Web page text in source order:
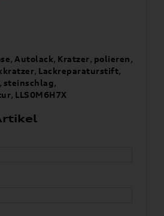
, Autolack, Kratzer, polieren,
, Lackreparaturstift,
, steinschlag,
, LLS0M6H7X